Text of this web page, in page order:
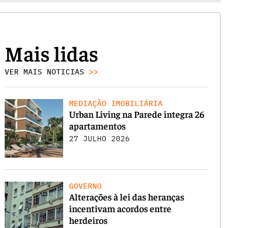
Mais lidas
VER MAIS NOTICIAS >>
MEDIAÇÃO IMOBILIÁRIA
Urban Living na Parede integra 26
apartamentos
27 JULHO 2026
GOVERNO
Alterações à lei das heranças
incentivam acordos entre
herdeiros